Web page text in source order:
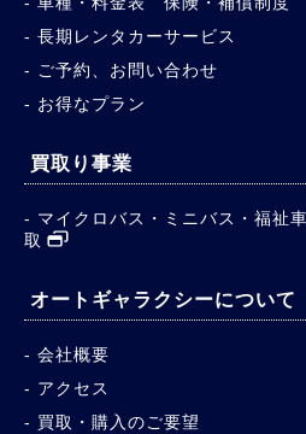
長期レンタカーサービス
ご予約、お問い合わせ
お得なプラン
買取り事業
マイクロバス・ミニバス・福祉
取
オートギャラクシーについて
会社概要
アクセス
買取・購入のご要望